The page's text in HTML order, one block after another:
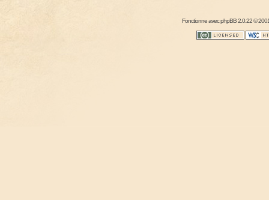
Fonctionne avecphpBB2.0.22 ©